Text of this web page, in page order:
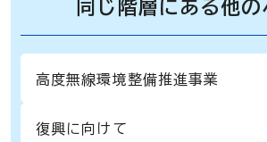
同じ階層にある他の
高度無線環境整備推進事業
復興に向けて